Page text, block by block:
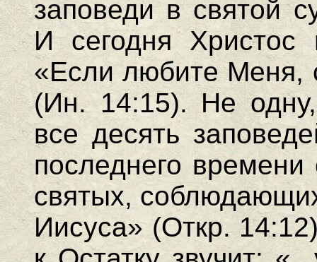
заповеди в святой
И сегодня Христос
«Если любите Меня,
(Ин. 14:15). Не
все десять
последнего
святых,
Иисуса» (Откр.